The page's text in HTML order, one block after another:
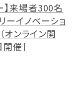
】来場者300名
ーイノベーショ
ンライン開
催］